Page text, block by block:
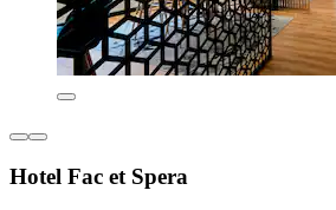
Hotel Fac et Spera